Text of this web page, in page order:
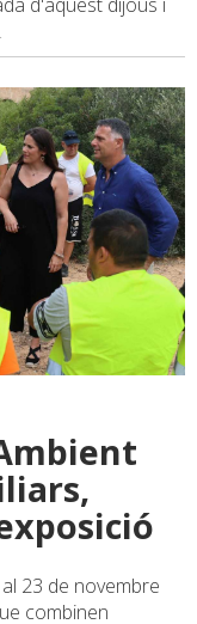
23 de novembre
combinen